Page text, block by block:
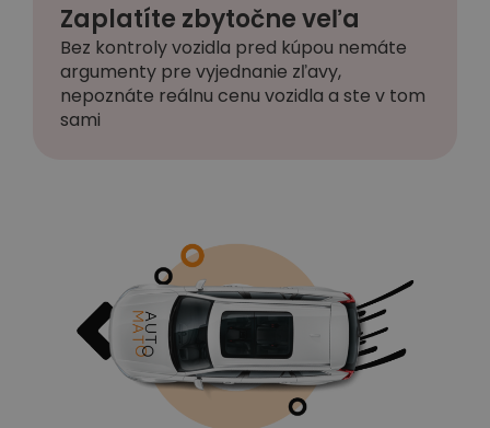
Zaplatíte zbytočne veľa
Bez kontroly vozidla pred kúpou nemáte
argumenty pre vyjednanie zľavy,
nepoznáte reálnu cenu vozidla a ste v tom
sami